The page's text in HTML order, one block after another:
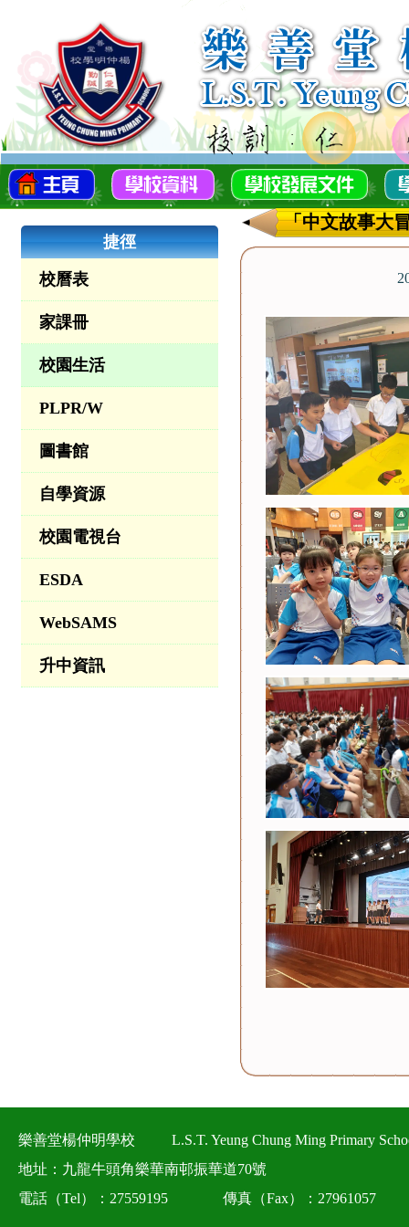
捷徑
校曆表
家課冊
校園生活
PLPR/W
圖書館
自學資源
校園電視台
ESDA
WebSAMS
升中資訊
「中文故事大
樂善堂楊仲明學校
L.S.T. Yeung Chung Ming Primary
地址：九龍牛頭角樂華南邨振華道70號
電話（Tel）：27559195
傳真（Fax）：27961057